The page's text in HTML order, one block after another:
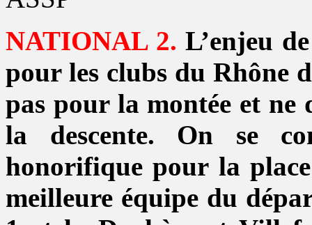
NATIONAL 2. L’enjeu
pour les clubs du Rhône
pas pour la montée et ne
la descente. On se
honorifique pour la
meilleure équipe du